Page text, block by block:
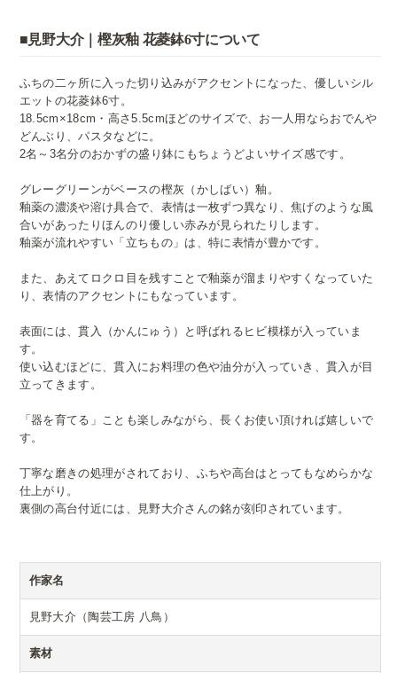
■見野大介｜樫灰釉 花菱鉢6寸について
ふちの二ヶ所に入った切り込みがアクセントになった、優しいシル
エットの花菱鉢6寸。
18.5cm×18cm・高さ5.5cmほどのサイズで、お一人用ならおでんや
どんぶり、パスタなどに。
2名～3名分のおかずの盛り鉢にもちょうどよいサイズ感です。
グレーグリーンがベースの樫灰（かしばい）釉。
釉薬の濃淡や溶け具合で、表情は一枚ずつ異なり、焦げのような風
合いがあったりほんのり優しい赤みが見られたりします。
釉薬が流れやすい「立ちもの」は、特に表情が豊かです。
また、あえてロクロ目を残すことで釉薬が溜まりやすくなっていた
り、表情のアクセントにもなっています。
表面には、貫入（かんにゅう）と呼ばれるヒビ模様が入っていま
す。
使い込むほどに、貫入にお料理の色や油分が入っていき、貫入が目
立ってきます。
「器を育てる」ことも楽しみながら、長くお使い頂ければ嬉しいで
す。
丁寧な磨きの処理がされており、ふちや高台はとってもなめらかな
仕上がり。
裏側の高台付近には、見野大介さんの銘が刻印されています。
作家名
見野大介（陶芸工房 八鳥）
素材